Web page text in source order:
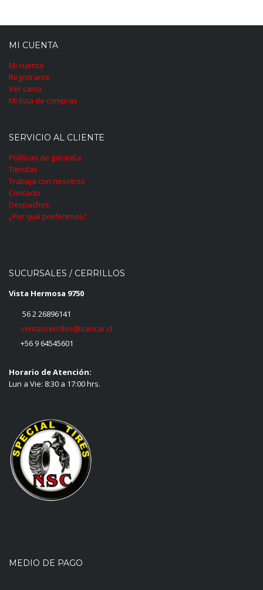
MI CUENTA
Mi cuenta
Registrarse
Ver carro
Mi lista de compras
SERVICIO AL CLIENTE
Políticas de garantía
Tiendas
Trabaja con nosotros
Contacto
Despachos
¿Por qué preferirnos?
SUCURSALES / CERRILLOS
Vista Hermosa 9750
56 2 26896141
ventascerrillos@sancar.cl
+56 9 64545601
Horario de Atención:
Lun a Vie: 8:30 a 17:00 hrs.
MEDIO DE PAGO